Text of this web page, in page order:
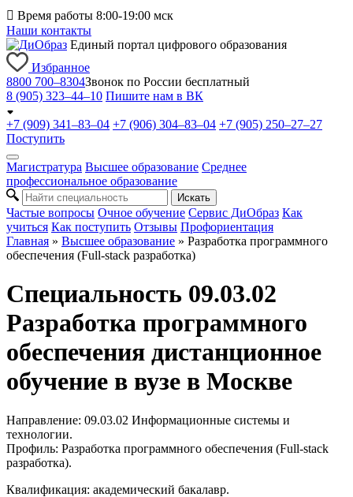
 Время работы 8:00-19:00 мск
Наши контакты
Единый портал цифрового образования
Избранное
8800 700–8304Звонок по России бесплатный
8 (905) 323–44–10 Пишите нам в ВК
+7 (909) 341–83–04 +7 (906) 304–83–04 +7 (905) 250–27–27
Поступить
Магистратура Высшее образование Среднее
профессиональное образование
Искать
Частые вопросы Очное обучение Сервис ДиОбраз Как
учиться Как поступить Отзывы Профориентация
Главная » Высшее образование » Разработка программного
обеспечения (Full-stack разработка)
Специальность 09.03.02
Разработка программного
обеспечения дистанционное
обучение в вузе в Москве
Направление: 09.03.02 Информационные системы и
технологии.
Профиль: Разработка программного обеспечения (Full-stack
разработка).
Квалификация: академический бакалавр.